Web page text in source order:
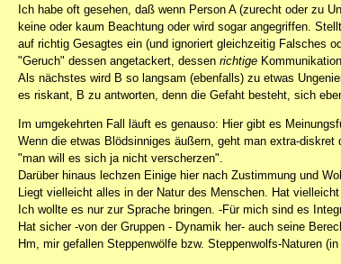
Ich habe oft gesehen, daß wenn Person A (zurecht oder zu
keine oder kaum Beachtung oder wird sogar angegriffen.
auf richtig Gesagtes ein (und ignoriert gleichzeitig Falsches
"Geruch" dessen angetackert, dessen richtige
Als nächstes wird B so langsam (ebenfalls) zu etwas
es riskant, B zu antworten, denn die Gefaht besteht, sich
Im umgekehrten Fall läuft es genauso: Hier gibt es
Wenn die etwas Blödsinniges äußern, geht man extra-
"man will es sich ja nicht verscherzen".
Darüber hinaus lechzen Einige hier nach Zustimmung und
Liegt vielleicht alles in der Natur des Menschen. Hat
Ich wollte es nur zur Sprache bringen. -Für mich sind es
Hat sicher -von der Gruppen - Dynamik her- auch seine
Hm, mir gefallen Steppenwölfe bzw. Steppenwolfs-Naturen